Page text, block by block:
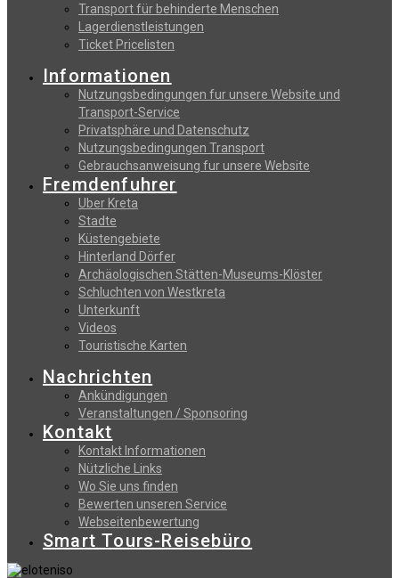
Transport für behinderte Menschen
Lagerdienstleistungen
Ticket Pricelisten
Informationen
Nutzungsbedingungen fur unsere Website und
Transport-Service
Privatsphäre und Datenschutz
Nutzungsbedingungen Transport
Gebrauchsanweisung fur unsere Website
Fremdenfuhrer
Uber Kreta
Stadte
Küstengebiete
Hinterland Dörfer
Archäologischen Stätten-Museums-Klöster
Schluchten von Westkreta
Unterkunft
Videos
Touristische Karten
Nachrichten
Ankündigungen
Veranstaltungen / Sponsoring
Kontakt
Kontakt Informationen
Nützliche Links
Wo Sie uns finden
Bewerten unseren Service
Webseitenbewertung
Smart Tours-Reisebüro